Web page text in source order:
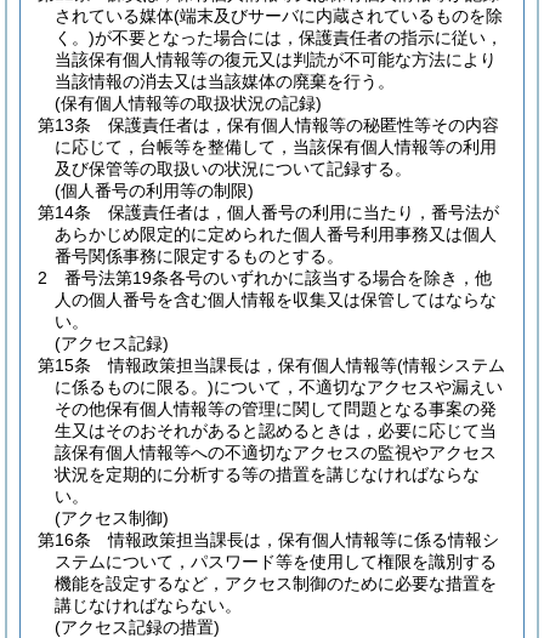
されている媒体(端末及びサーバに内蔵されているものを除
く。)が不要となった場合には，保護責任者の指示に従い，
当該保有個人情報等の復元又は判読が不可能な方法により
当該情報の消去又は当該媒体の廃棄を行う。
(保有個人情報等の取扱状況の記録)
第13条
保護責任者は，保有個人情報等の秘匿性等その内容
に応じて，台帳等を整備して，当該保有個人情報等の利用
及び保管等の取扱いの状況について記録する。
(個人番号の利用等の制限)
第14条
保護責任者は，個人番号の利用に当たり，番号法が
あらかじめ限定的に定められた個人番号利用事務又は個人
番号関係事務に限定するものとする。
2
番号法第19条各号のいずれかに該当する場合を除き，他
人の個人番号を含む個人情報を収集又は保管してはならな
い。
(アクセス記録)
第15条
情報政策担当課長は，保有個人情報等(情報システム
に係るものに限る。)について，不適切なアクセスや漏えい
その他保有個人情報等の管理に関して問題となる事案の発
生又はそのおそれがあると認めるときは，必要に応じて当
該保有個人情報等への不適切なアクセスの監視やアクセス
状況を定期的に分析する等の措置を講じなければならな
い。
(アクセス制御)
第16条
情報政策担当課長は，保有個人情報等に係る情報シ
ステムについて，パスワード等を使用して権限を識別する
機能を設定するなど，アクセス制御のために必要な措置を
講じなければならない。
(アクセス記録の措置)